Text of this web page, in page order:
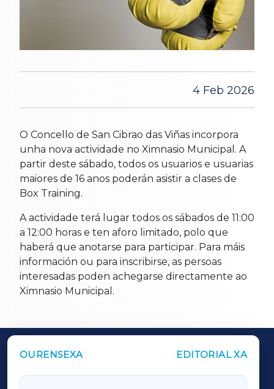
4 Feb 2026
O Concello de San Cibrao das Viñas incorpora
unha nova actividade no Ximnasio Municipal. A
partir deste sábado, todos os usuarios e usuarias
maiores de 16 anos poderán asistir a clases de
Box Training.
A actividade terá lugar todos os sábados de 11:00
a 12:00 horas e ten aforo limitado, polo que
haberá que anotarse para participar. Para máis
información ou para inscribirse, as persoas
interesadas poden achegarse directamente ao
Ximnasio Municipal.
OURENSEXA EDITORIAL XA
OUTROS PERIÓDICOS